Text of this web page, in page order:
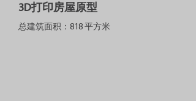
3D打印房屋原型
总建筑面积：818 平方米